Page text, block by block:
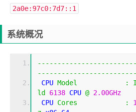
2a0e:97c0:7d7::1
系统概况
CPU Model :
ld
6138 CPU @ 2.00GHz
CPU Cores :